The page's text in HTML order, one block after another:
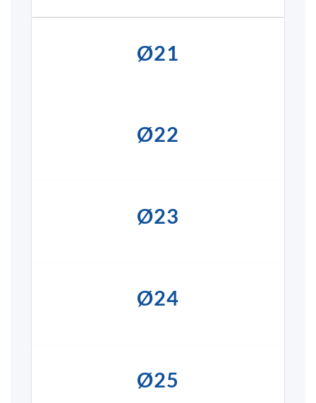
Ø21
Ø22
Ø23
Ø24
Ø25